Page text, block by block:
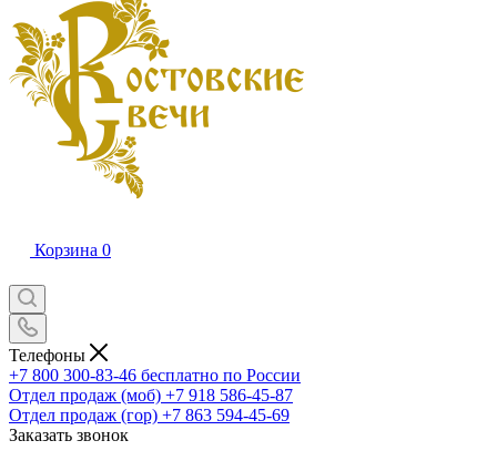
Корзина 0
Телефоны
+7 800 300-83-46 бесплатно по России
Отдел продаж (моб) +7 918 586-45-87
Отдел продаж (гор) +7 863 594-45-69
Заказать звонок